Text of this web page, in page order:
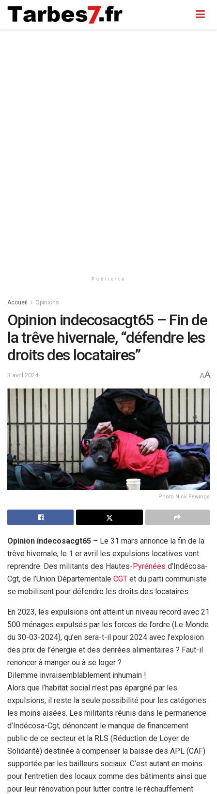
Publicité
Accueil Opinions
Opinion indecosacgt65 – Fin de
la trêve hivernale, “défendre les
droits des locataires”
3 avril 2024 AA
Photo Nick Fewings
Opinion indecosacgt65 – Le 31 mars annonce la fin de la
trêve hivernale, le 1 er avril les expulsions locatives vont
reprendre. Des militants des Hautes-Pyrénées d’Indécosa-
Cgt, de l’Union Départementale CGT et du parti communiste
se mobilisent pour défendre les droits des locataires.
En 2023, les expulsions ont atteint un niveau record avec 21
500 ménages expulsés par les forces de l’ordre (Le Monde
du 30-03-2024), qu’en sera-t-il pour 2024 avec l’explosion
des prix de l’énergie et des denrées alimentaires ? Faut-il
renoncer à manger ou à se loger ?
Dilemme invraisemblablement inhumain !
Alors que l’habitat social n’est pas épargné par les
expulsions, il reste la seule possibilité pour les catégories
les moins aisées. Les militants réunis dans le permanence
d’Indécosa-Cgt, dénoncent le manque de financement
public de ce secteur et la RLS (Réduction de Loyer de
Solidarité) destinée à compenser la baisse des APL (CAF)
supportée par les bailleurs sociaux. C’est autant en moins
pour l’entretien des locaux comme des bâtiments ainsi que
pour leur rénovation pour lutter contre le réchauffement